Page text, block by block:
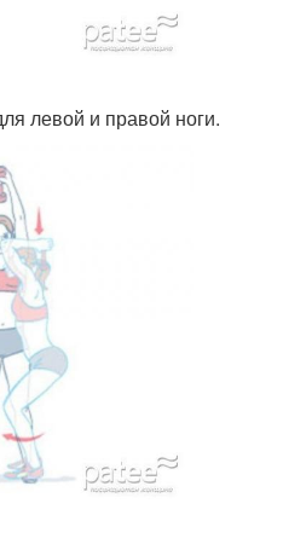
левой и правой ноги.